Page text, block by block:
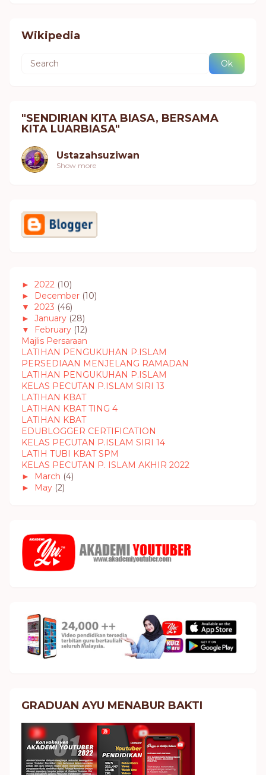
Wikipedia
"SENDIRIAN KITA BIASA, BERSAMA
KITA LUARBIASA"
Ustazahsuziwan
Show more
► 2022 (10)
►
December (10)
▼
2023 (46)
► January (28)
▼
February (12)
Majlis Persaraan
LATIHAN PENGUKUHAN P.ISLAM
PERSEDIAAN MENJELANG RAMADAN
LATIHAN PENGUKUHAN P.ISLAM
KELAS PECUTAN P.ISLAM SIRI 13
LATIHAN KBAT
LATIHAN KBAT TING 4
LATIHAN KBAT
EDUBLOGGER CERTIFICATION
KELAS PECUTAN P.ISLAM SIRI 14
LATIH TUBI KBAT SPM
KELAS PECUTAN P. ISLAM AKHIR 2022
►
March (4)
►
May (2)
GRADUAN AYU MENABUR BAKTI